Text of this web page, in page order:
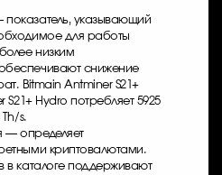
указывающий
для работы
низким
снижение
Bitmain Antminer S21+
S21+Hydro потребляет 5925
s.
— определяет
криптовалютами.
в каталоге поддерживают